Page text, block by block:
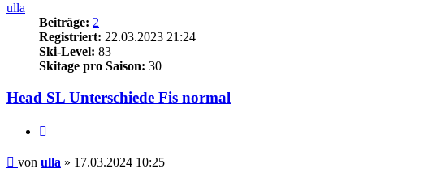
ulla
Beiträge: 2
Registriert: 22.03.2023 21:24
Ski-Level: 83
Skitage pro Saison: 30
Head SL Unterschiede Fis normal
Beitrag
von ulla » 17.03.2024 10:25